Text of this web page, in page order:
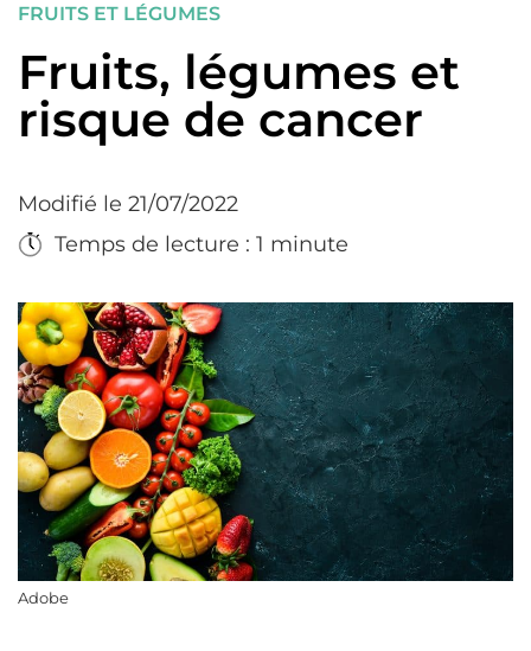
FRUITS ET LÉGUMES
Fruits, légumes et
risque de cancer
Modifié le 21/07/2022
Temps de lecture : 1 minute
Adobe